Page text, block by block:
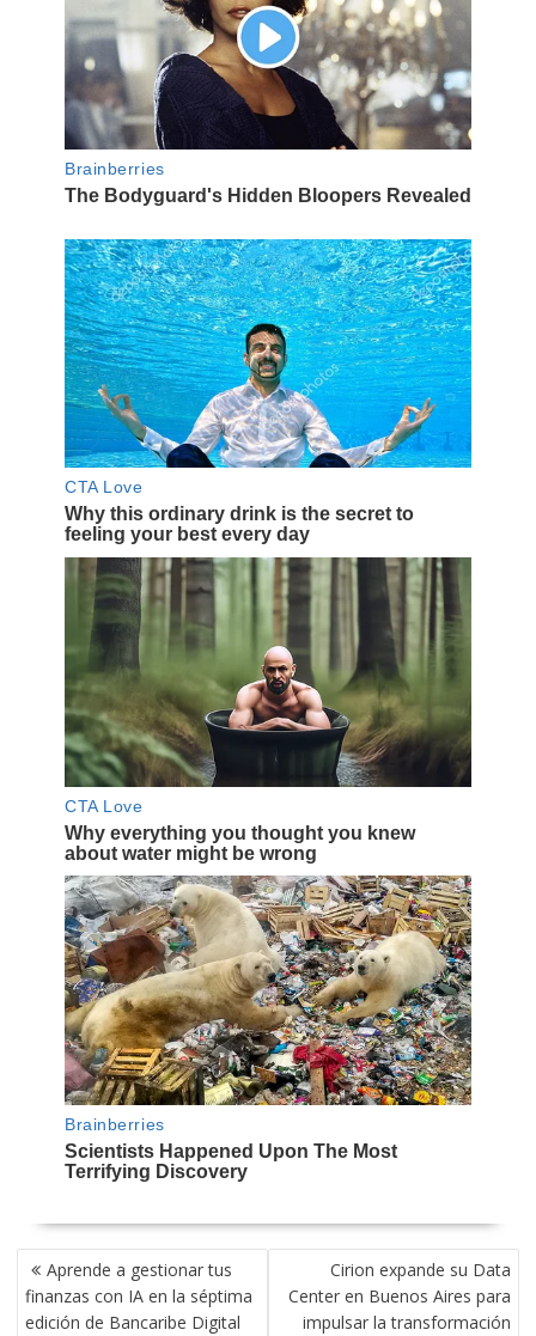
NAVEGACIÓN
DE
ENTRADAS
Aprende a gestionar tus
finanzas con IA en la séptima
edición de Bancaribe Digital
Cirion expande su Data
Center en Buenos Aires para
impulsar la transformación